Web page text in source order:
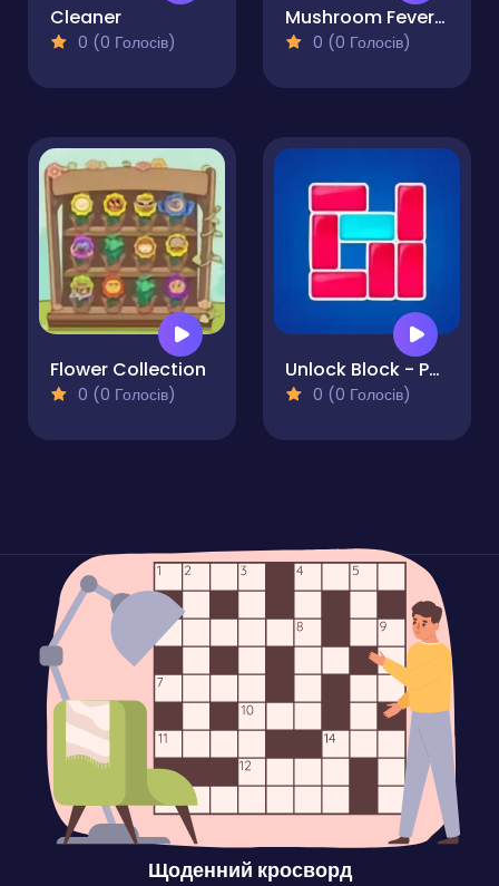
Cleaner
0 (0 Голосів)
Mushroom Fever Match 3
0 (0 Голосів)
Flower Collection
0 (0 Голосів)
Unlock Block - Puzzle
0 (0 Голосів)
Щоденний кросворд